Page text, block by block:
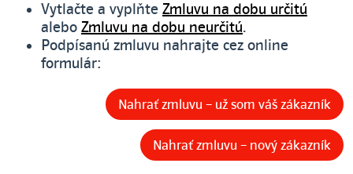
Vytlačte a vyplňte Zmluvu na dobu určitú
alebo Zmluvu na dobu neurčitú.
Podpísanú zmluvu nahrajte cez online
formulár:
Nahrať zmluvu – už som váš zákazník
Nahrať zmluvu – nový zákazník